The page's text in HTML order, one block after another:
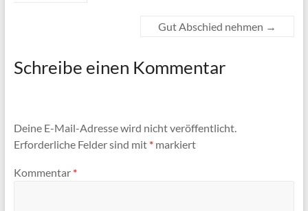
Gut Abschied nehmen →
Schreibe einen Kommentar
Deine E-Mail-Adresse wird nicht veröffentlicht.
Erforderliche Felder sind mit *markiert
Kommentar *